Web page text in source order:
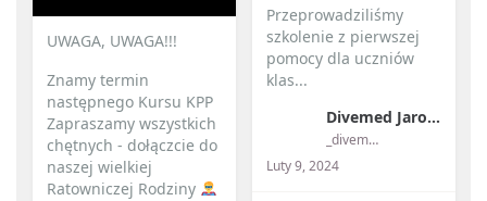
Przeprowadziliśmy
szkolenie z pierwszej
pomocy dla uczniów
klas...
Divemed Jarosław Przybylski
_divemed_
Luty 9, 2024
UWAGA, UWAGA!!!
Znamy termin
następnego Kursu KPP
Zapraszamy wszystkich
chętnych - dołączcie do
naszej wielkiej
Ratowniczej Rodziny